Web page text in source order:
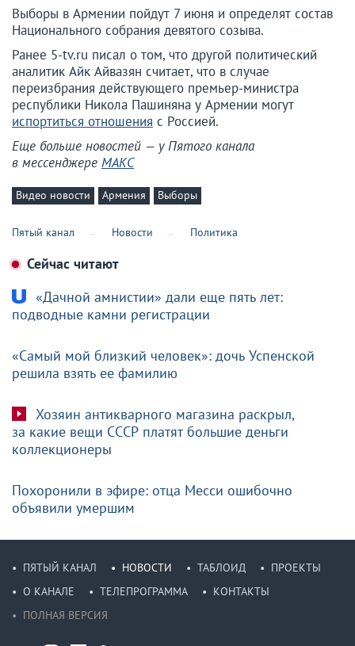
Выборы в Армении пойдут 7 июня и определят состав
Национального собрания девятого созыва.
Ранее 5-tv.ru писал о том, что другой политический
аналитик Айк Айвазян считает, что в случае
переизбрания действующего премьер-министра
республики Никола Пашиняна у Армении могут
испортиться отношения с Россией.
Еще больше новостей — у Пятого канала
в мессенджере МАКС
Видео новости Армения Выборы
Пятый канал Новости Политика
Сейчас читают
«Дачной амнистии» дали еще пять лет:
подводные камни регистрации
«Самый мой близкий человек»: дочь Успенской
решила взять ее фамилию
Хозяин антикварного магазина раскрыл,
за какие вещи СССР платят большие деньги
коллекционеры
Похоронили в эфире: отца Месси ошибочно
объявили умершим
ПЯТЫЙ КАНАЛ НОВОСТИ ТАБЛОИД
ПРОЕКТЫ
О КАНАЛЕ
ТЕЛЕПРОГРАММА
КОНТАКТЫ
ПОЛНАЯ ВЕРСИЯ